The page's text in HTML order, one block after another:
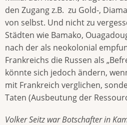
den Zugang z.B. zu Gold-,
von selbst. Und nicht zu
Städten wie Bamako,
nach der als neokolonial
Frankreichs die Russen als
könnte sich jedoch ändern,
mit Frankreich verglichen,
Taten (Ausbeutung der
Volker Seitz war Botschafter in